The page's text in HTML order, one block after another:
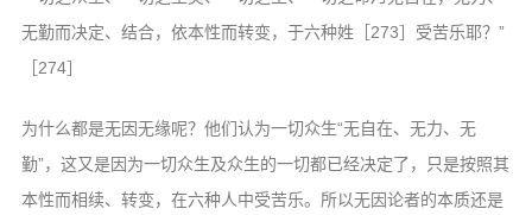
无勤而决定、结合，依本性而转变，于六种姓［273］受苦乐耶？”
［274］
为什么都是无因无缘呢？他们认为一切众生“无自在、无力、无
勤”，这又是因为一切众生及众生的一切都已经决定了，只是按照其
本性而相续、转变，在六种人中受苦乐。所以无因论者的本质还是